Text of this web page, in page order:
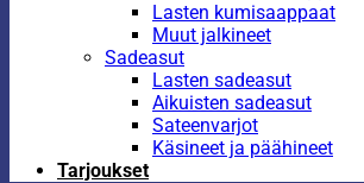
Lasten kumisaappaat
Muut jalkineet
Sadeasut
Lasten sadeasut
Aikuisten sadeasut
Sateenvarjot
Käsineet ja päähineet
Tarjoukset